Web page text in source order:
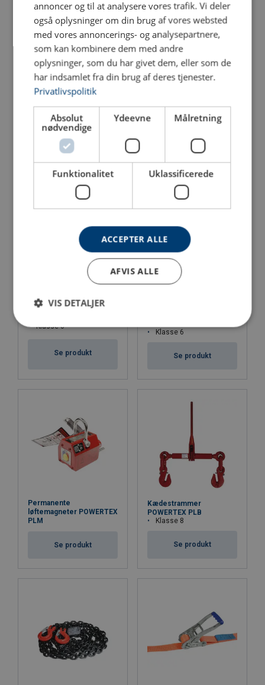
Sikkerhedsfaktor:
Klasse:
Rundsling POWERTEX PRS
Se produkt
Buesjækkel m/skruepin
Klasse 6
Se produkt
Klasse 6
Se produkt
Permanente
løftemagneter POWERTEX
PLM
Se produkt
Kædestrammer
POWERTEX PLB
Klasse 8
Se produkt
annoncer og til at analysere vores trafik. Vi deler
også oplysninger om din brug af vores websted
med vores annoncerings- og analysepartnere,
som kan kombinere dem med andre
oplysninger, som du har givet dem, eller som de
har indsamlet fra din brug af deres tjenester.
Privatlivspolitik
Absolut
nødvendige
Ydeevne Målretning
Funktionalitet Uklassificerede
ACCEPTER ALLE
AFVIS ALLE
VIS DETALJER